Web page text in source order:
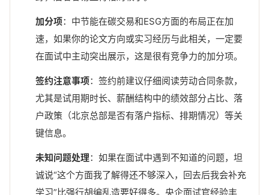
加分项：中节能在碳交易和ESG方面的布局正在加
速，如果你的论文方向或实习经历与此相关，一定要
在面试中主动突出展示，这是很有竞争力的加分项。
签约注意事项：签约前建议仔细阅读劳动合同条款，
尤其是试用期时长、薪酬结构中的绩效部分占比、落
户政策（北京总部是否有落户指标、排期情况）等关
键信息。
未知问题处理：如果在面试中遇到不知道的问题，坦
诚说“这个方面我了解得还不够深入，回去后我会补充
学习”比强行胡编乱造要好得多。央企面试官经验丰